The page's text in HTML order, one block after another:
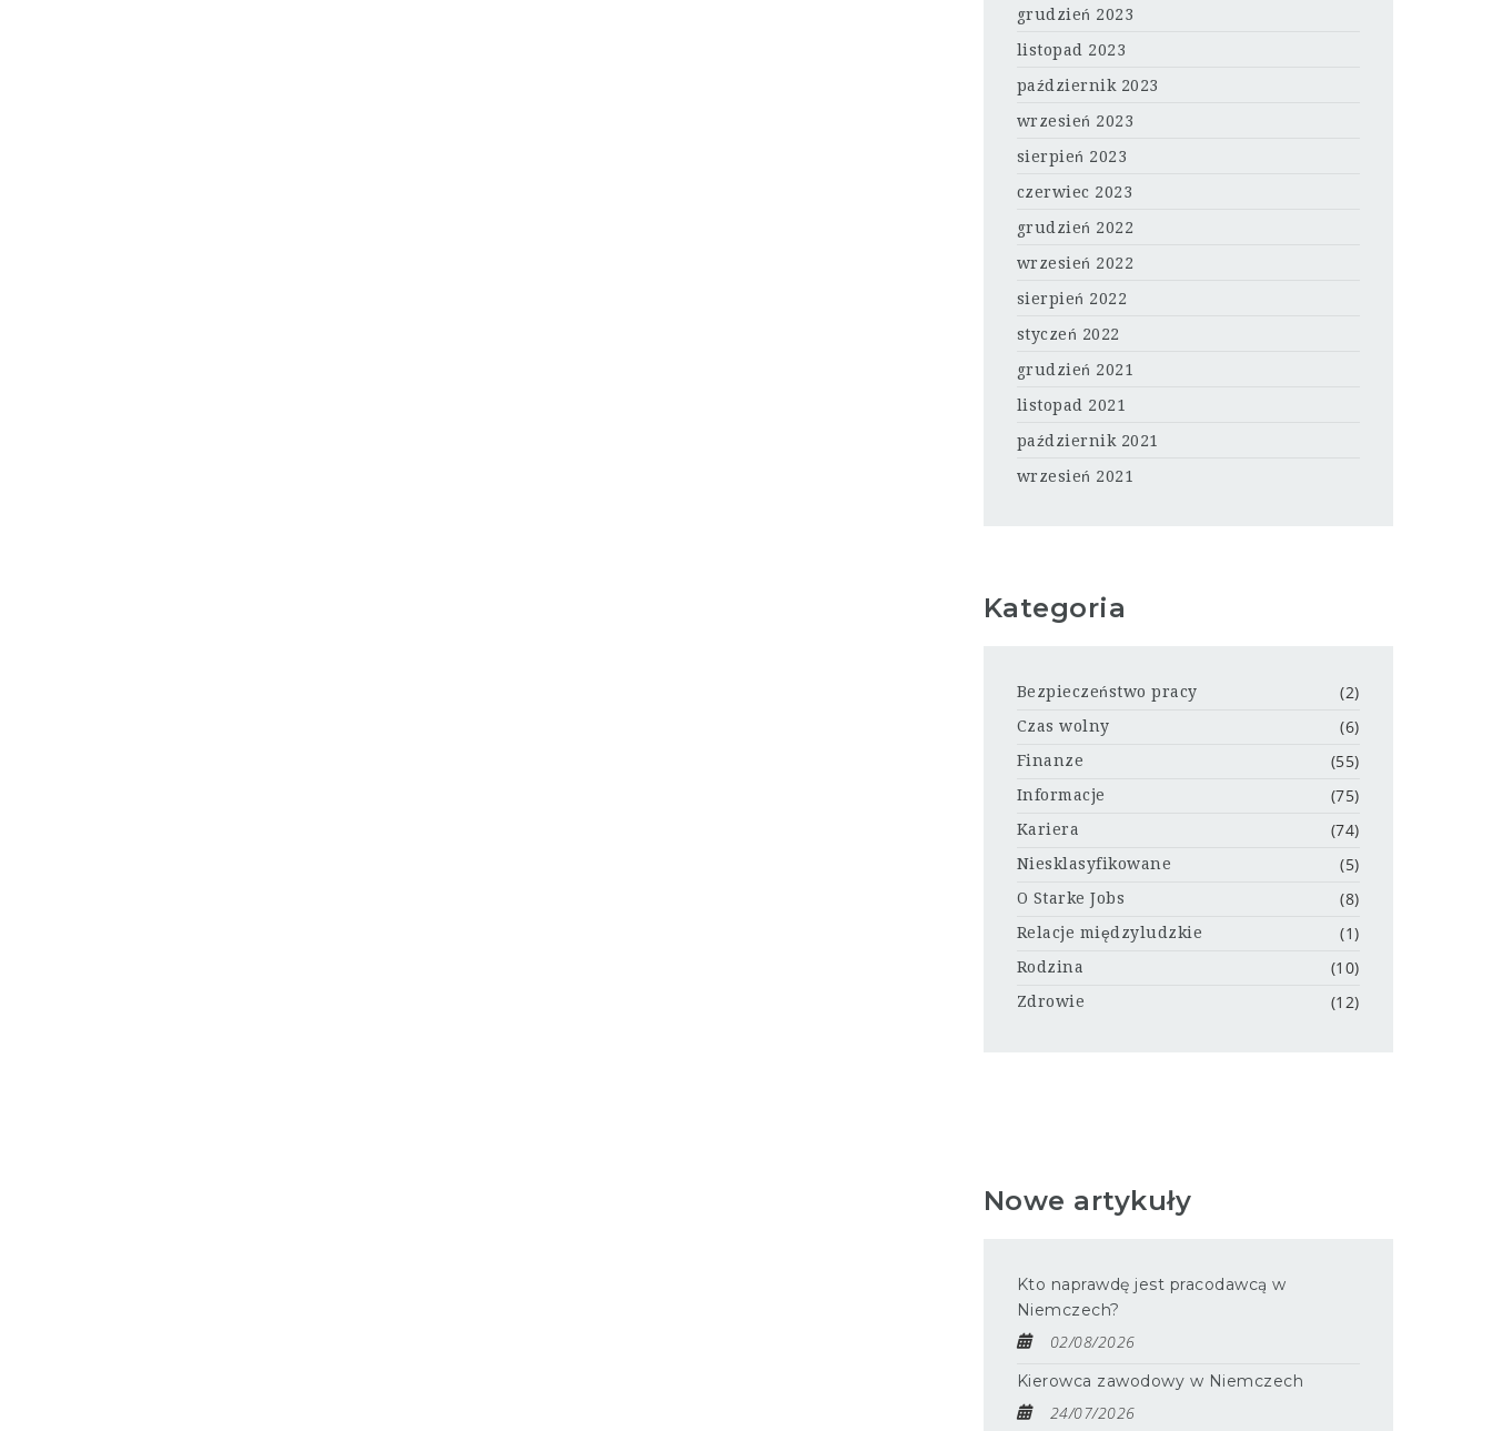
grudzień 2023
listopad 2023
październik 2023
wrzesień 2023
sierpień 2023
czerwiec 2023
grudzień 2022
wrzesień 2022
sierpień 2022
styczeń 2022
grudzień 2021
listopad 2021
październik 2021
wrzesień 2021
Kategoria
Bezpieczeństwo pracy (2)
Czas wolny (6)
Finanze (55)
Informacje (75)
Kariera (74)
Niesklasyfikowane (5)
O Starke Jobs (8)
Relacje międzyludzkie (1)
Rodzina (10)
Zdrowie (12)
Nowe artykuły
Kto naprawdę jest pracodawcą w
Niemczech?
02/08/2026
Kierowca zawodowy w Niemczech
24/07/2026